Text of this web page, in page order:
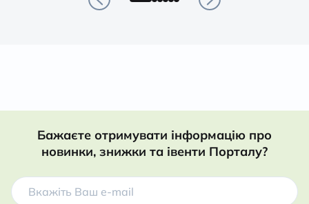
Бажаєте отримувати інформацію про
новинки, знижки та івенти Порталу?